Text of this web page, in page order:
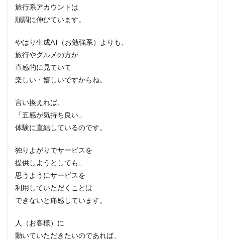
旅行系アカウントは
順調に伸びています。
やはり生成AI（お勉強系）よりも、
旅行やグルメの方が
直感的に見ていて
楽しい・嬉しいですからね。
言い換えれば、
「五感が気持ち良い」
体験に直結しているのです。
独りよがりでサービスを
提供しようとしても、
思うようにサービスを
利用していただくことは
できないと痛感しています。
人（お客様）に
動いていただきたいのであれば、